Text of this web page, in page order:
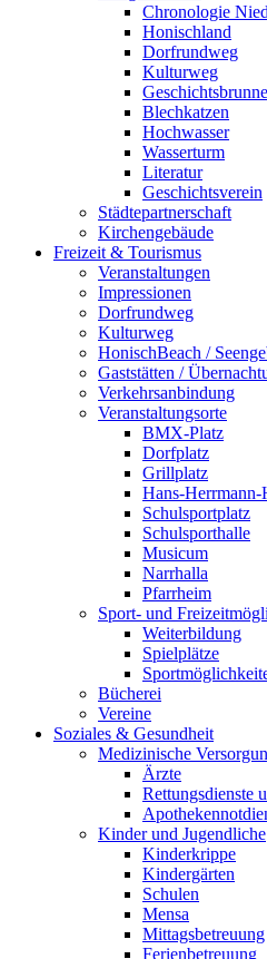
Chronologie
Honischland
Dorfrundweg
Kulturweg
Blechkatzen
Hochwasser
Wasserturm
Literatur
Geschichtsverein
Städtepartnerschaft
Kirchengebäude
Freizeit & Tourismus
Veranstaltungen
Impressionen
Dorfrundweg
Kulturweg
HonischBeach /
Gaststätten /
Verkehrsanbindung
Veranstaltungsorte
BMX-Platz
Dorfplatz
Grillplatz
Hans-Herrmann-
Schulsportplatz
Schulsporthalle
Musicum
Narrhalla
Pfarrheim
Sport- und
Weiterbildung
Spielplätze
Bücherei
Vereine
Soziales & Gesundheit
Medizinische
Ärzte
Rettungsdienste
Kinder und Jugendliche
Kinderkrippe
Kindergärten
Schulen
Mensa
Mittagsbetreuung
Ferienbetreuung